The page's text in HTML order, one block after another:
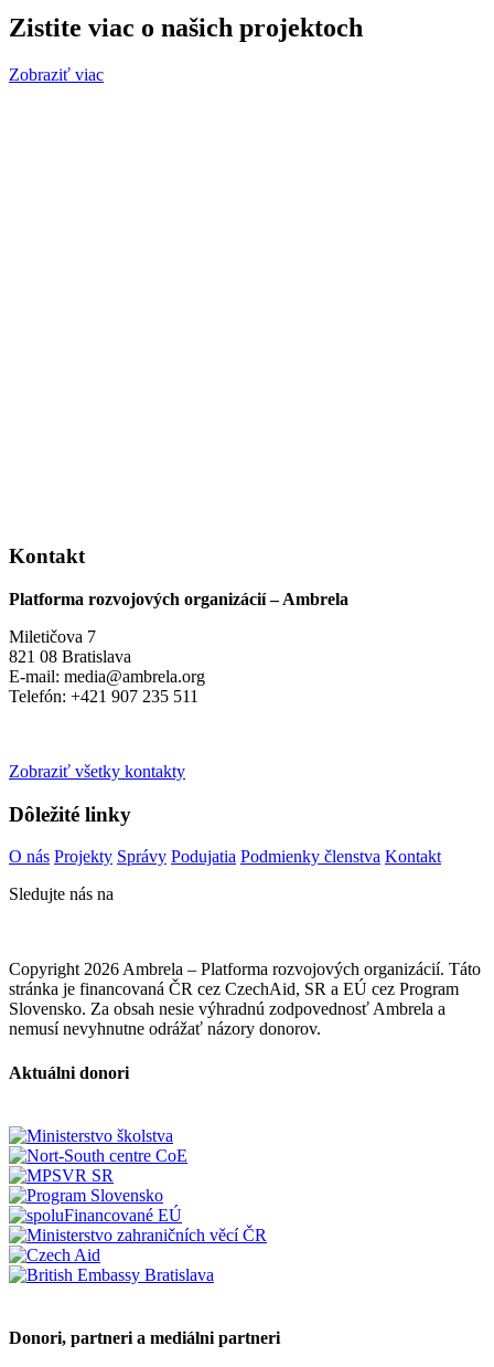
Zistite viac o našich projektoch
Zobraziť viac
Kontakt
Platforma rozvojových organizácií – Ambrela
Miletičova 7
821 08 Bratislava
E-mail: media@ambrela.org
Telefón: +421 907 235 511
Zobraziť všetky kontakty
Dôležité linky
O nás Projekty Správy Podujatia Podmienky členstva Kontakt
Sledujte nás na
Copyright 2026 Ambrela – Platforma rozvojových organizácií. Táto
stránka je financovaná ČR cez CzechAid, SR a EÚ cez Program
Slovensko. Za obsah nesie výhradnú zodpovednosť Ambrela a
nemusí nevyhnutne odrážať názory donorov.
Aktuálni donori
Donori, partneri a mediálni partneri